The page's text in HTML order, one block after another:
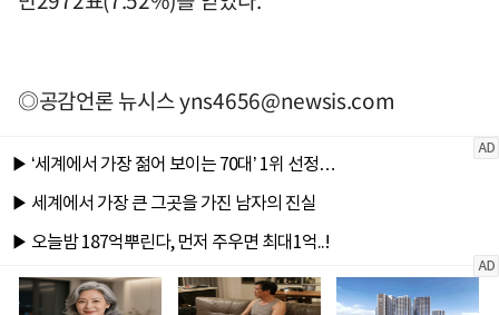
◎공감언론 뉴시스yns4656@newsis.com